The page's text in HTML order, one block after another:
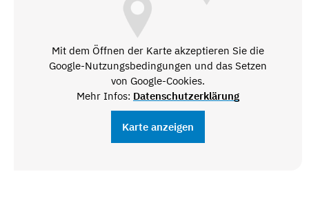
Mit dem Öffnen der Karte akzeptieren Sie die
Google-Nutzungsbedingungen und das Setzen
von Google-Cookies.
Mehr Infos: Datenschutzerklärung
Karte anzeigen